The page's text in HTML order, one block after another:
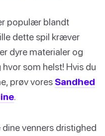
populær blandt
dette spil kræver
dyre materialer og
som helst! Hvis du
prøv vores Sandhed
.
venners dristighed